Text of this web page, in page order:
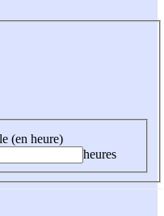
(en heure)
heures